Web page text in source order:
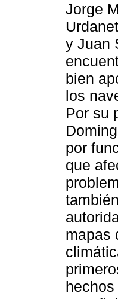
Jorge
y Juan
bien
los
Por su
por
que
mapas